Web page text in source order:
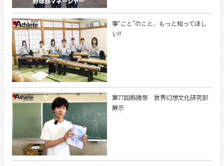
箏“こと”のこと、もっと知ってほし
い!!
第77回縣陵祭 世界幻想文化研究部
展示